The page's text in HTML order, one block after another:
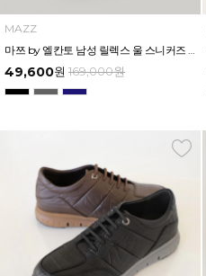
MAZZ
마쯔 by 엘칸토 남성 릴렉스 울 스니커즈 3cm LCMS57M613
49,600원 169,000원